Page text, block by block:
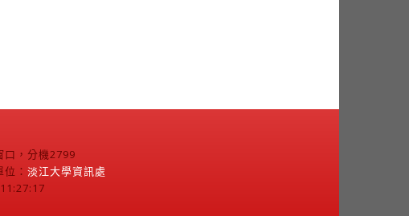
口，分機2799
： 淡江大學資訊處